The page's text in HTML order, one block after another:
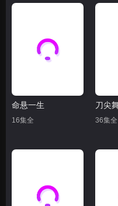
命悬一生
16集全
刀尖
36集全